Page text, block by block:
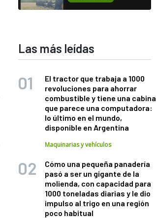
Las más leídas
El tractor que trabaja a 1000
revoluciones para ahorrar
combustible y tiene una cabina
que parece una computadora:
lo último en el mundo,
disponible en Argentina
Maquinarias y vehículos
Cómo una pequeña panadería
pasó a ser un gigante de la
molienda, con capacidad para
1000 toneladas diarias y le dio
impulso al trigo en una región
poco habitual